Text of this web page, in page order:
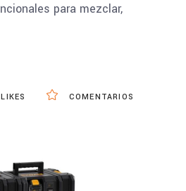
para mezclar,
COMENTARIOS
LIKES